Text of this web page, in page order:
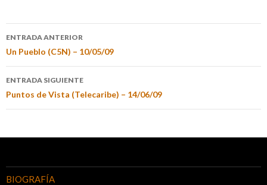
ENTRADA ANTERIOR
Un Pueblo (C5N) – 10/05/09
ENTRADA SIGUIENTE
Puntos de Vista (Telecaribe) – 14/06/09
BIOGRAFÍA